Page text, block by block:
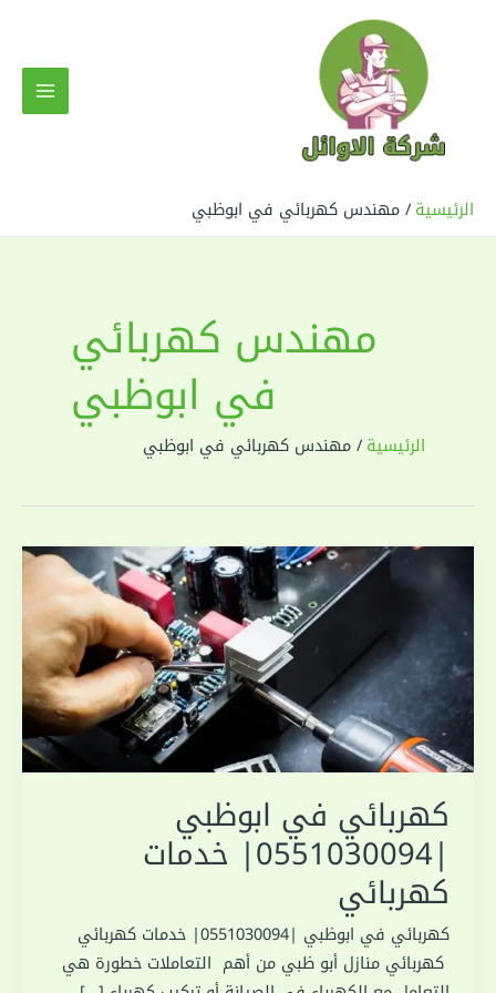
الرئيسية مهندس كهربائي في ابوظبي
مهندس كهربائي
في ابوظبي
الرئيسية مهندس كهربائي في ابوظبي
كهربائي في ابوظبي
|0551030094| خدمات
كهربائي
كهربائي في ابوظبي |0551030094| خدمات كهربائي
كهربائي منازل أبو ظبي من أهم التعاملات خطورة هي